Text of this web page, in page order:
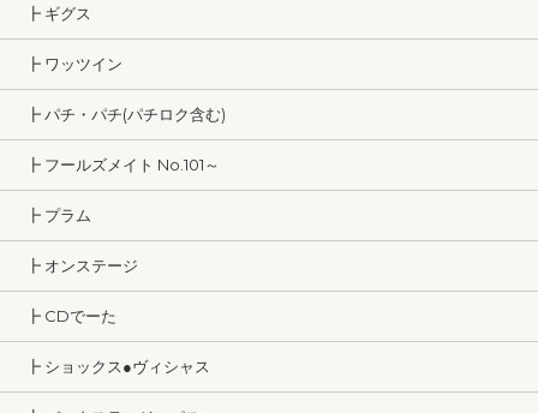
┣ ギグス
┣ ワッツイン
┣ パチ・パチ(パチロク含む)
┣ フールズメイト No.101～
┣ プラム
┣ オンステージ
┣ CDでーた
┣ ショックス●ヴィシャス